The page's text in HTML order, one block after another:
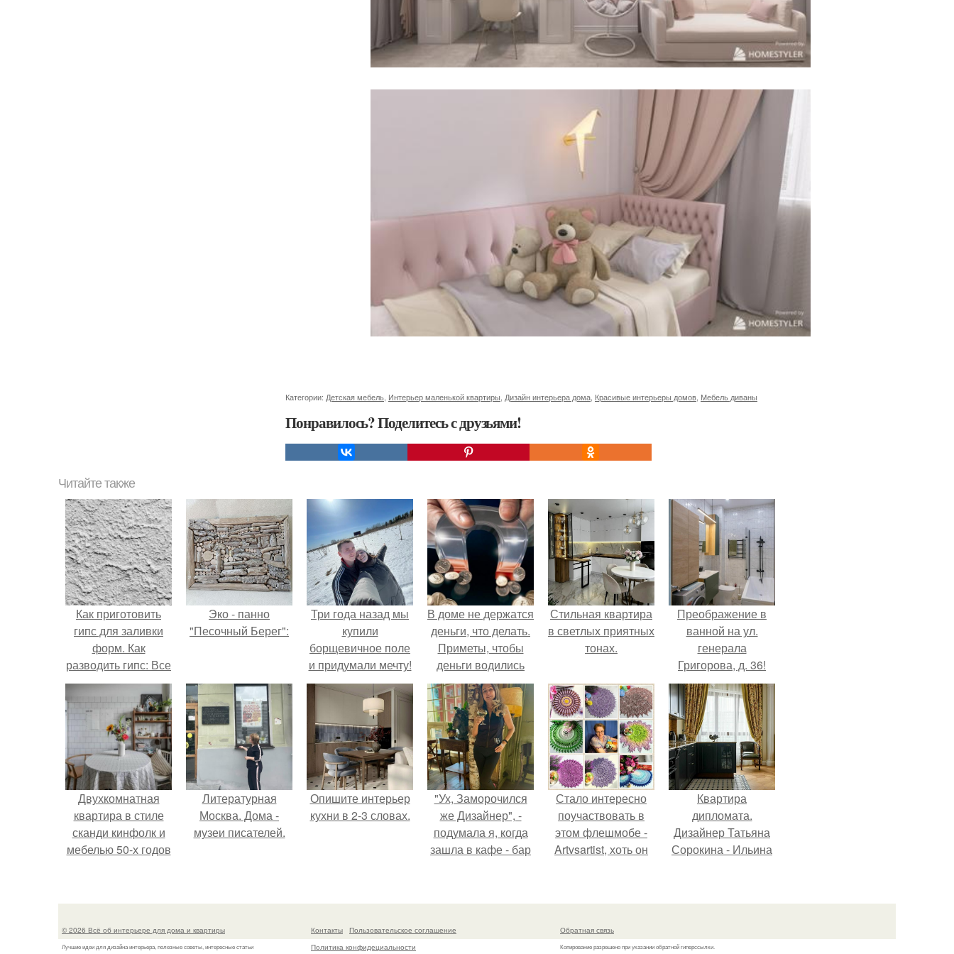
Категории: Детская мебель, Интерьер маленькой квартиры, Дизайн интерьера дома, Красивые интерьеры домов, Мебель диваны
Понравилось? Поделитесь с друзьями!
Читайте также
Как приготовить
гипс для заливки
форм. Как
разводить гипс: Все
о приготовлении
идеального
раствора
Эко - панно
"Песочный Берег":
Три года назад мы
купили
борщевичное поле
и придумали мечту!
В доме не держатся
деньги, что делать.
Приметы, чтобы
деньги водились
Стильная квартира
в светлых приятных
тонах.
Преображение в
ванной на ул.
генерала
Григорова, д. 36!
Двухкомнатная
квартира в стиле
сканди кинфолк и
мебелью 50-х годов
Литературная
Москва. Дома -
музеи писателей.
Опишите интерьер
кухни в 2-3 словах.
"Ух, Заморочился
же Дизайнер", -
подумала я, когда
зашла в кафе - бар
Стало интересно
поучаствовать в
этом флешмобе -
Artvsartist, хоть он
больше про
Квартира
дипломата.
Дизайнер Татьяна
Сорокина - Ильина
интерьер для
© 2026 Всё об интерьере для дома и квартиры
Лучшие идеи для дизайна интерьера, полезные советы, интересные статьи
Контакты
Пользовательское соглашение
Политика конфидециальности
Обратная связь
Копирование разрешено при указании обратной гиперссылки.